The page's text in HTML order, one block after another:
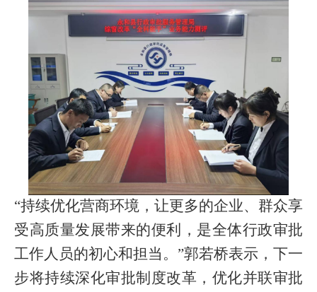
“持续优化营商环境，让更多的企业、群众享
受高质量发展带来的便利，是全体行政审批
工作人员的初心和担当。 ”郭若桥表示，下一
步将持续深化审批制度改革，优化并联审批